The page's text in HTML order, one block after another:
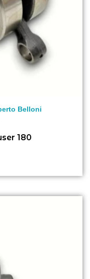
Belloni
180